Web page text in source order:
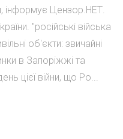
інформує Цензор.НЕТ.
"російські війська
об'єкти: звичайні
в Запоріжжі та
цієї війни, що Ро...